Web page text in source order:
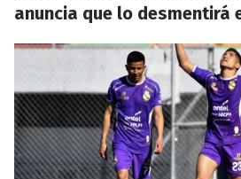
anuncia que lo desmentirá